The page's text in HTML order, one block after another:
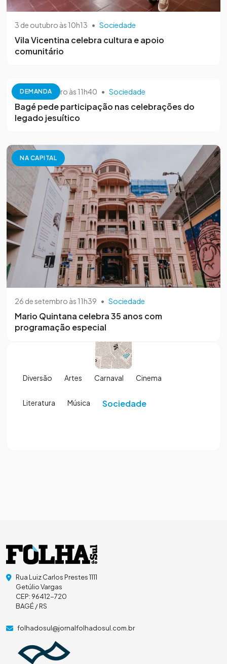
3 de outubro às 10h13 • Sociedade
Vila Vicentina celebra cultura e apoio
comunitário
DEMANDA
26 de setembro às 11h40 • Sociedade
Bagé pede participação nas celebrações do
legado jesuítico
NA CAPITAL
26 de setembro às 11h39 • Sociedade
Mario Quintana celebra 35 anos com
programação especial
Diversão Artes Carnaval Cinema
Literatura Música Sociedade
Rua Luiz Carlos Prestes 1111
Getúlio Vargas
CEP: 96412-720
BAGÉ / RS
folhadosul@jornalfolhadosul.com.br